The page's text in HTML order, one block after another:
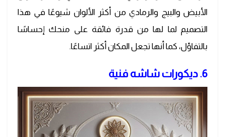
الأبيض والبيج والرمادي من أكثر الألوان شيوعًا في هذا
التصميم لما لها من قدرة فائقة على منحك إحساسًا
بالتفاؤل، كما أنها تجعل المكان أكثر اتساعًا.
6. ديكورات شاشه فنية